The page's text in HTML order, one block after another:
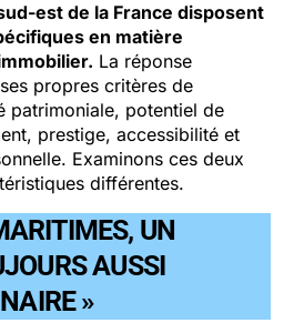
est de la France disposent
en matière
La réponse
propres critères de
patrimoniale, potentiel de
prestige, accessibilité et
Examinons ces deux
différentes.
UN
AUSSI
»